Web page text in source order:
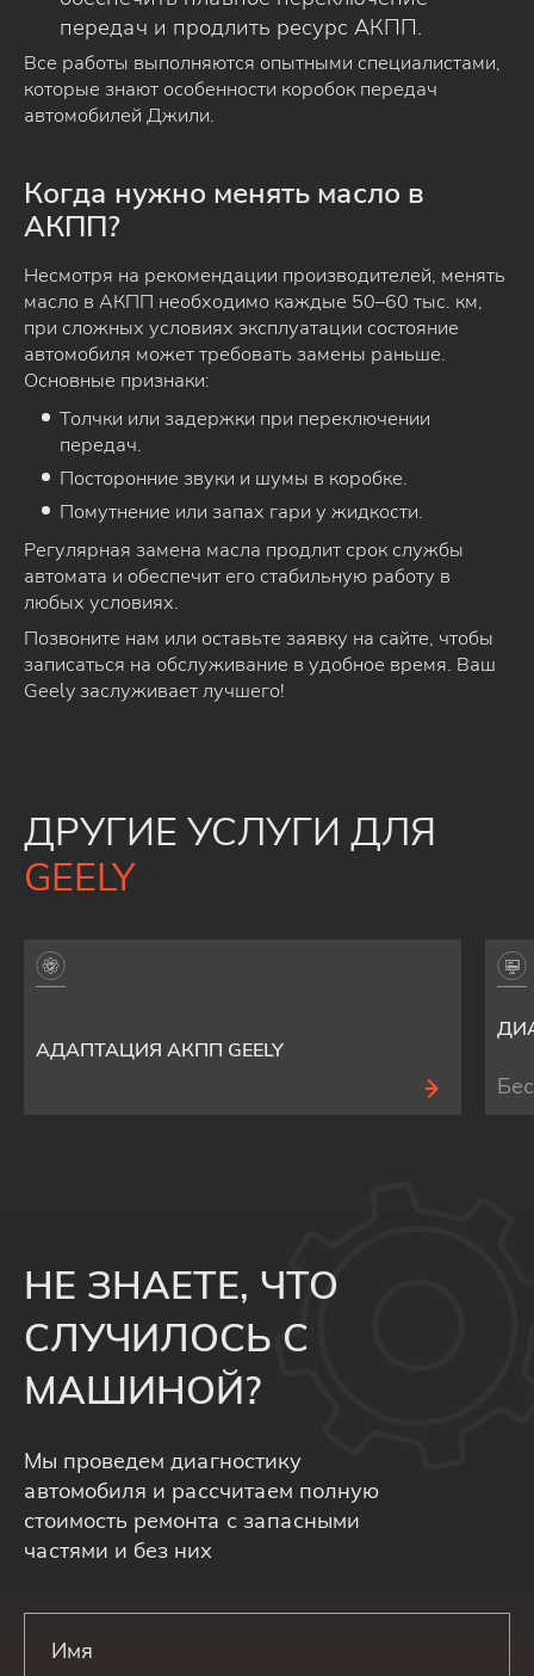
передач и продлить ресурс АКПП.
Все работы выполняются опытными специалистами,
которые знают особенности коробок передач
автомобилей Джили.
Когда нужно менять масло в
АКПП?
Несмотря на рекомендации производителей, менять
масло в АКПП необходимо каждые 50–60 тыс. км,
при сложных условиях эксплуатации состояние
автомобиля может требовать замены раньше.
Основные признаки:
Толчки или задержки при переключении
передач.
Посторонние звуки и шумы в коробке.
Помутнение или запах гари у жидкости.
Регулярная замена масла продлит срок службы
автомата и обеспечит его стабильную работу в
любых условиях.
Позвоните нам или оставьте заявку на сайте, чтобы
записаться на обслуживание в удобное время. Ваш
Geely заслуживает лучшего!
ДРУГИЕ УСЛУГИ ДЛЯ
GEELY
АДАПТАЦИЯ АКПП GEELY
НЕ ЗНАЕТЕ, ЧТО
СЛУЧИЛОСЬ С
МАШИНОЙ?
Мы проведем диагностику
автомобиля и рассчитаем полную
стоимость ремонта с запасными
частями и без них